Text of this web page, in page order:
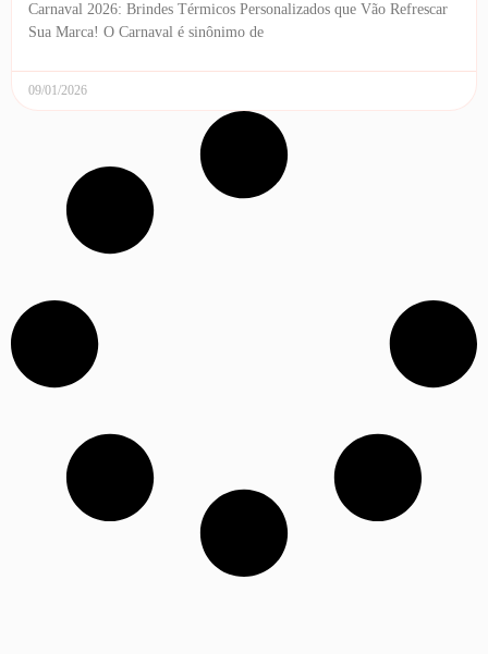
Carnaval 2026: Brindes Térmicos Personalizados que Vão Refrescar
Sua Marca! O Carnaval é sinônimo de
09/01/2026